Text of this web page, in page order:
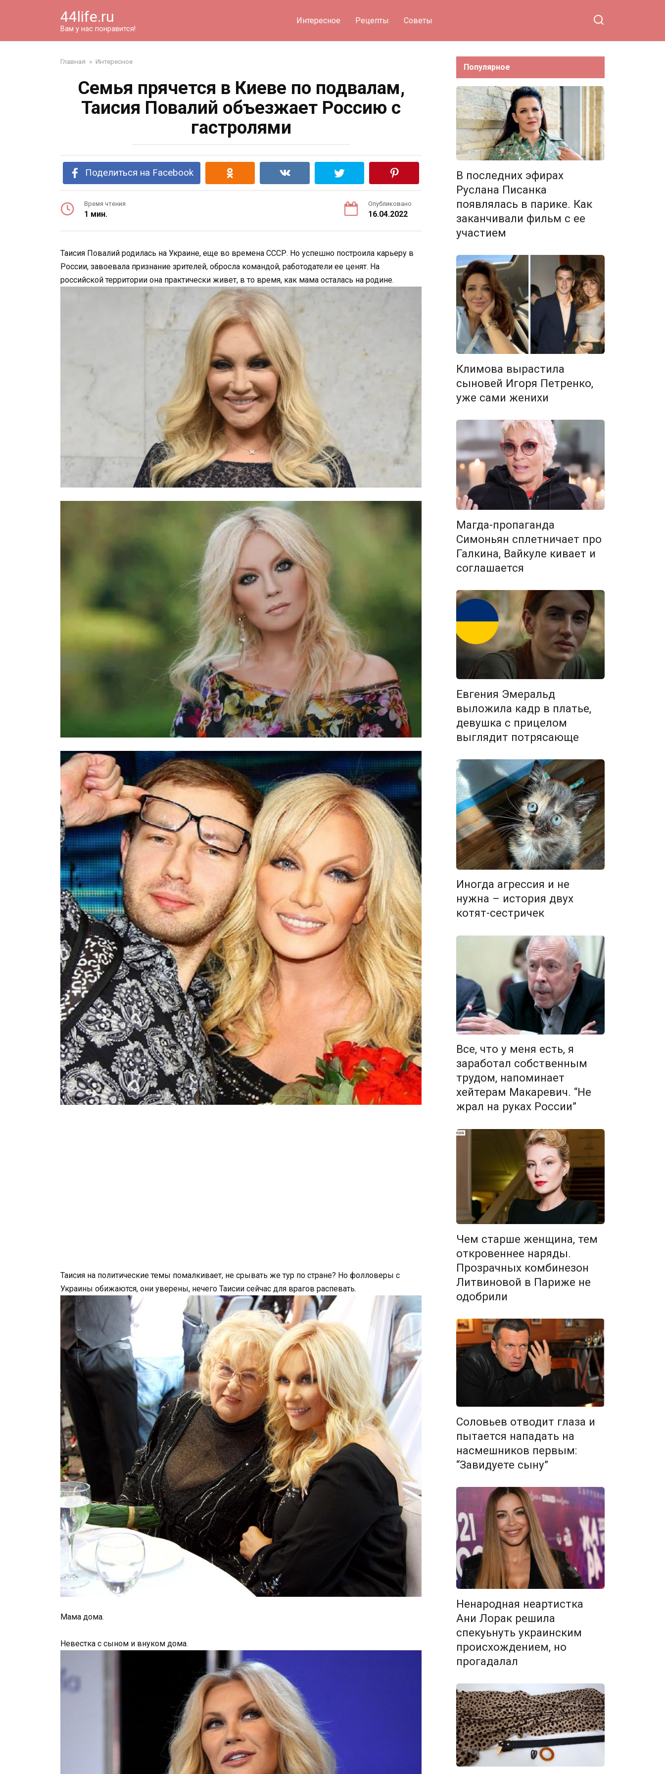
44life.ru
Вам у нас понравится!
Интересное Рецепты Советы
Главная » Интересное
Семья прячется в Киеве по подвалам,
Таисия Повалий объезжает Россию с
гастролями
Поделиться на Facebook
Время чтения
1 мин.
Опубликовано
16.04.2022
Таисия Повалий родилась на Украине, еще во времена СССР. Но успешно построила карьеру в
России, завоевала признание зрителей, обросла командой, работодатели ее ценят. На
российской территории она практически живет, в то время, как мама осталась на родине.
Таисия на политические темы помалкивает, не срывать же тур по стране? Но фолловеры с
Украины обижаются, они уверены, нечего Таисии сейчас для врагов распевать.
Мама дома.
Невестка с сыном и внуком дома.
Популярное
В последних эфирах
Руслана Писанка
появлялась в парике. Как
заканчивали фильм с ее
участием
Климова вырастила
сыновей Игоря Петренко,
уже сами женихи
Магда-пропаганда
Симоньян сплетничает про
Галкина, Вайкуле кивает и
соглашается
Евгения Эмеральд
выложила кадр в платье,
девушка с прицелом
выглядит потрясающе
Иногда агрессия и не
нужна – история двух
котят-сестричек
Все, что у меня есть, я
заработал собственным
трудом, напоминает
хейтерам Макаревич. “Не
жрал на руках России”
Чем старше женщина, тем
откровеннее наряды.
Прозрачных комбинезон
Литвиновой в Париже не
одобрили
Соловьев отводит глаза и
пытается нападать на
насмешников первым:
“Завидуете сыну”
Ненародная неартистка
Ани Лорак решила
спекуьнуть украинским
происхождением, но
прогадалал